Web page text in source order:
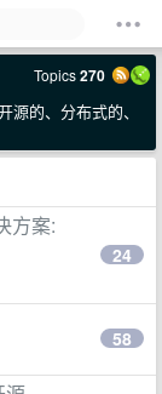
Topics270
的、分布式的、
方案:
24
58